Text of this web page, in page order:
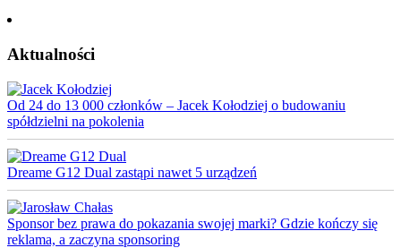
Aktualności
Od 24 do 13 000 członków – Jacek Kołodziej o budowaniu
spółdzielni na pokolenia
Dreame G12 Dual zastąpi nawet 5 urządzeń
Sponsor bez prawa do pokazania swojej marki? Gdzie kończy się
reklama, a zaczyna sponsoring